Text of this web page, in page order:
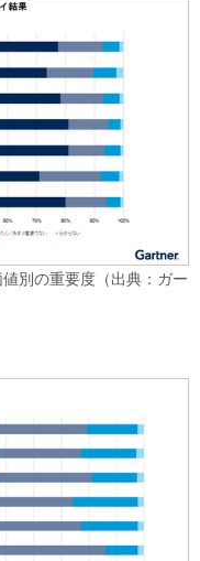
別の重要度（出典：ガー